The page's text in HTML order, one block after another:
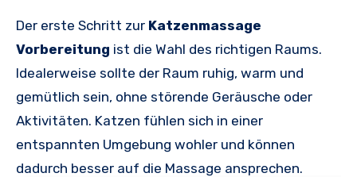
Der erste Schritt zur Katzenmassage
Vorbereitung ist die Wahl des richtigen Raums.
Idealerweise sollte der Raum ruhig, warm und
gemütlich sein, ohne störende Geräusche oder
Aktivitäten. Katzen fühlen sich in einer
entspannten Umgebung wohler und können
dadurch besser auf die Massage ansprechen.